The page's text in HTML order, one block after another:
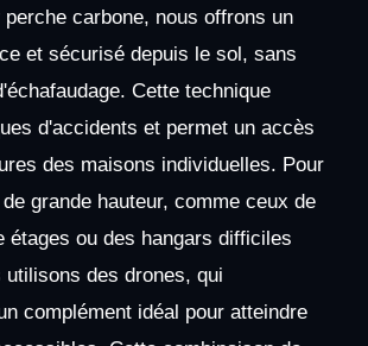
perche carbone, nous offrons un
et sécurisé depuis le sol, sans
Cette technique
d'accidents et permet un accès
des maisons individuelles. Pour
grande hauteur, comme ceux de
étages ou des hangars difficiles
utilisons des drones, qui
complément idéal pour atteindre